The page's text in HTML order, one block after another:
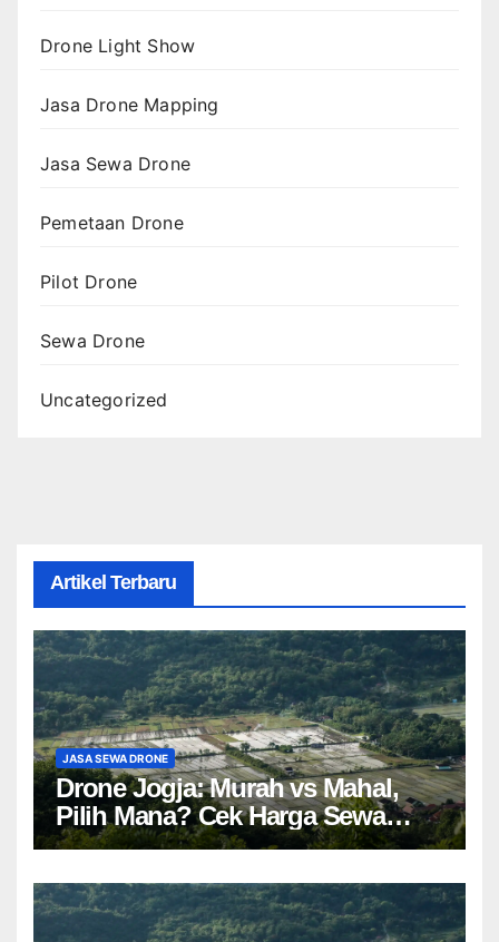
Drone Light Show
Jasa Drone Mapping
Jasa Sewa Drone
Pemetaan Drone
Pilot Drone
Sewa Drone
Uncategorized
Artikel Terbaru
JASA SEWA DRONE
Drone Jogja: Murah vs Mahal,
Pilih Mana? Cek Harga Sewa
Drone Yogyakarta!